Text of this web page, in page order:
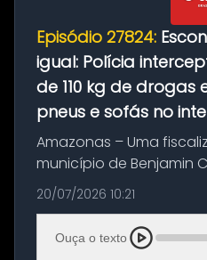
Episódio 27824:
igual: Polícia
de 110 kg de drogas
pneus e sofás no
Amazonas – Uma
município de Benjamin
com a apreensão de
quilos de entorpecentes
embarcação atracada
materia...
20/07/2026 10:21
Ouça o texto